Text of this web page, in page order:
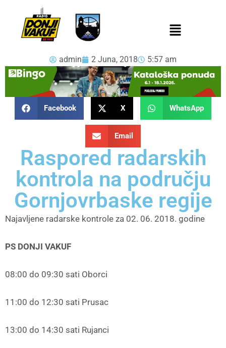
admin 2 Juna, 2018 5:57 am
Facebook X WhatsApp
Email
Raspored radarskih
kontrola na području
Gornjovrbaske regije
Najavljene radarske kontrole za 02. 06. 2018. godine
PS DONJI VAKUF
08:00 do 09:30 sati Oborci
11:00 do 12:30 sati Prusac
13:00 do 14:30 sati Rujanci